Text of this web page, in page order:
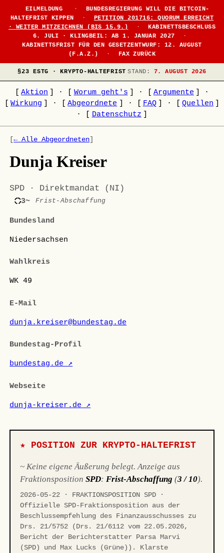
EILMELDUNG ·
BUNDESREGIERUNG WILL DIE BITCOIN-
HALTEFRIST KIPPEN
·
PETITION 201716: QUORUM ERREICHT
· WEITER MITZEICHNEN (BIS 15.9.)
·
KABINETTSBESCHLUSS
6. JULI · KLINGBEIL: AB 1. JANUAR 2027
·
KABINETTSFRIST FÜR DEN GESETZENTWURF: 12. AUGUST
(F.A.Z.)
· FAX ZURÜCK
§23 ESTG · KRYPTO-HALTEFRIST STAND: 7. AUGUST 2026
Aktion · Worum geht's · Argumente
·
Wirkung · Abgeordnete · FAQ · Quellen
·
Datenschutz
[← Alle Abgeordneten]
Dunja Kreiser
SPD · Direktmandat (NI)
3~ Frist-Abschaffung
Bundesland
Niedersachsen
Wahlkreis
WK 49
E-Mail
dunja.kreiser@bundestag.de
Bundestag-Profil
bundestag.de ↗
Webseite
dunja-kreiser.de ↗
★ POSITION ZUR KRYPTO-HALTEFRIST
~ Keine eigene Äußerung belegt. Anzeige aus
FraktionspositionSPD: Frist-Abschaffung (3 / 10).
2026-05-22 · FRAKTIONSPOSITION SPD ·
Offizielle SPD-Fraktionsposition aus der
Beschlussempfehlung des Finanzausschusses zu
Drs. 21/5752 (Drs. 21/6112 vom 22.05.2026,
Bericht der Berichterstatter Parsa Marvi
(SPD) und Max Lucks (Grüne)). Klarste